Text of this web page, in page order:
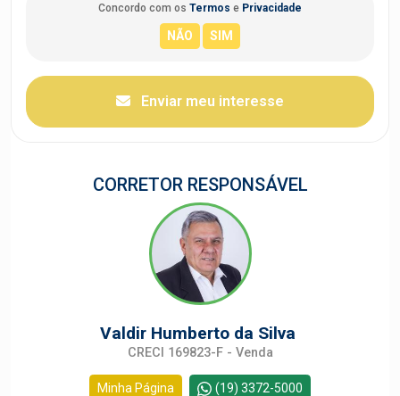
Concordo com os Termos e Privacidade
Enviar meu interesse
CORRETOR RESPONSÁVEL
Valdir Humberto da Silva
CRECI 169823-F - Venda
Minha Página (19) 3372-5000